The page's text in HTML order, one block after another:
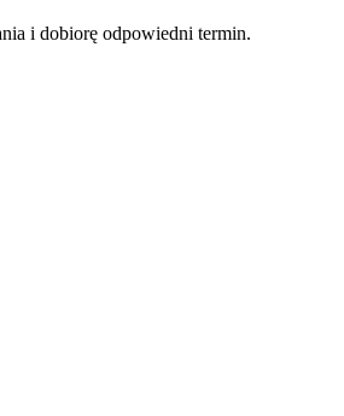
i dobiorę odpowiedni termin.